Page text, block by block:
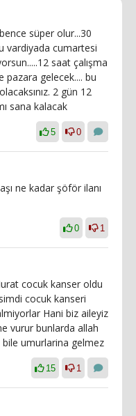
süper olur...30
vardiyada cumartesi
saat çalışma
gelecek.... bu
2 gün 12
sana kalacak
5 0
ne kadar şöför ilanı
0 1
cocuk kanser oldu
cocuk kanseri
Hani biz aileyiz
vurur bunlarda allah
umurlarina gelmez
15 1